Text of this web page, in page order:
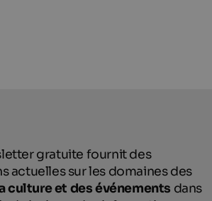
gratuite fournit des
actuelles sur les domaines des
culture et des événements dans